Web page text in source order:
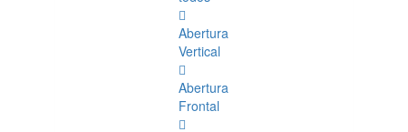
Abertura
Vertical
Abertura
Frontal